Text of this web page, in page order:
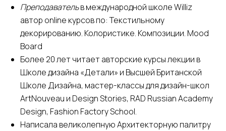
Преподавательв международной школе Williz
автор online курсов по: Текстильному
декорированию. Колористике. Композиции. Mood
Board
Более 20 лет читает авторские курсы лекции в
Школе дизайна «Детали» и Высшей Британской
Школе Дизайна, мастер-классы для дизайн-школ
ArtNouveau и Design Stories, RAD Russian Academy
Design, Fashion Factory School.
Написала великолепную Архитекторную палитру